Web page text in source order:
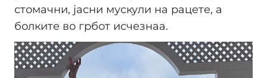
стомачни, јасни мускули на рацете, а
болките во грбот исчезнаа.